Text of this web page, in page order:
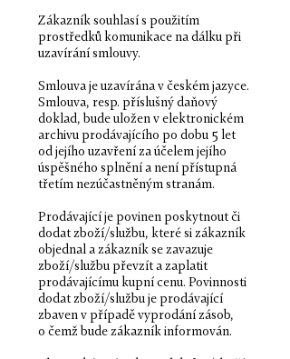
Zákazník souhlasí s použitím
prostředků komunikace na dálku při
uzavírání smlouvy.
Smlouva je uzavírána v českém jazyce.
Smlouva, resp. příslušný daňový
doklad, bude uložen v elektronickém
archivu prodávajícího po dobu 5 let
od jejího uzavření za účelem jejího
úspěšného splnění a není přístupná
třetím nezúčastněným stranám.
Prodávající je povinen poskytnout či
dodat zboží/službu, které si zákazník
objednal a zákazník se zavazuje
zboží/službu převzít a zaplatit
prodávajícímu kupní cenu. Povinnosti
dodat zboží/službu je prodávající
zbaven v případě vyprodání zásob,
o čemž bude zákazník informován.